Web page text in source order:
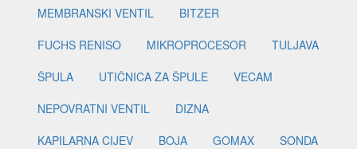
MEMBRANSKI VENTIL
BITZER
FUCHS RENISO
MIKROPROCESOR
TULJAVA
ŠPULA
UTIČNICA ZA ŠPULE
VECAM
NEPOVRATNI VENTIL
DIZNA
KAPILARNA CIJEV
BOJA GOMAX
SONDA